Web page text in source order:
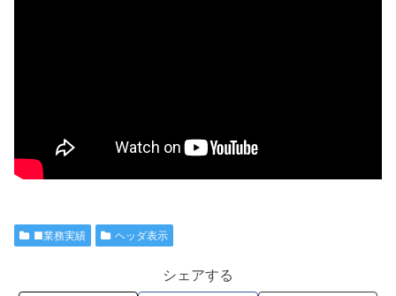
■業務実績 ヘッダ表示
シェアする